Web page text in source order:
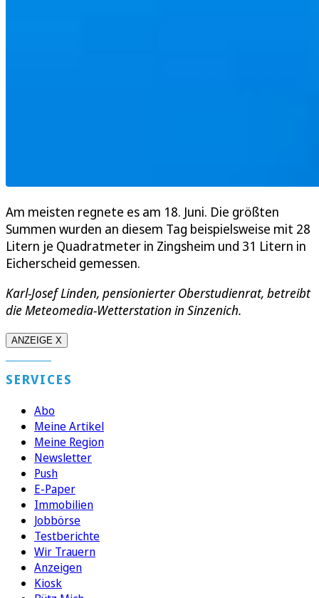
Am meisten regnete es am 18. Juni. Die größten
Summen wurden an diesem Tag beispielsweise mit 28
Litern je Quadratmeter in Zingsheim und 31 Litern in
Eicherscheid gemessen.
Karl-Josef Linden, pensionierter Oberstudienrat, betreibt
die Meteomedia-Wetterstation in Sinzenich.
ANZEIGE X
SERVICES
Abo
Meine Artikel
Meine Region
Newsletter
Push
E-Paper
Immobilien
Jobbörse
Testberichte
Wir Trauern
Anzeigen
Kiosk